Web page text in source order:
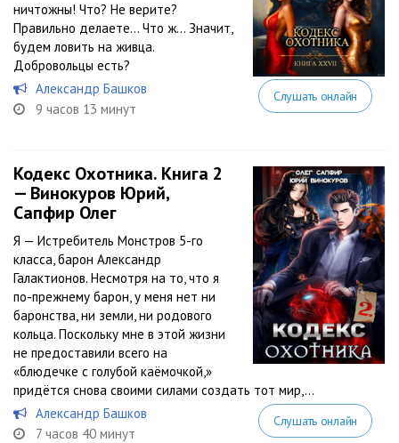
ничтожны! Что? Не верите?
Правильно делаете… Что ж… Значит,
будем ловить на живца.
Добровольцы есть?
Александр Башков
9 часов 13 минут
Слушать онлайн
Кодекс Охотника. Книга 2
— Винокуров Юрий,
Сапфир Олег
Я — Истребитель Монстров 5-го
класса, барон Александр
Галактионов. Несмотря на то, что я
по-прежнему барон, у меня нет ни
баронства, ни земли, ни родового
кольца. Поскольку мне в этой жизни
не предоставили всего на
«блюдечке с голубой каёмочкой,»
придётся снова своими силами создать тот мир,...
Александр Башков
7 часов 40 минут
Слушать онлайн